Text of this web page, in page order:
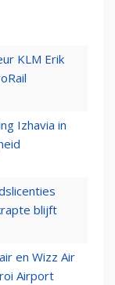
KLM Erik
Izhavia in
blijft
en Wizz Air
Airport